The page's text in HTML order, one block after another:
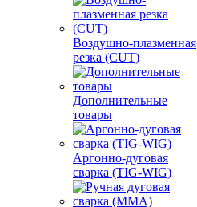
Воздушно-плазменная
резка (CUT)
Дополнительные
товары
Аргонно-дуговая
сварка (TIG-WIG)